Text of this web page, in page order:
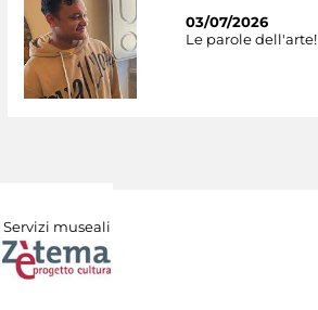
03/07/2026
Le parole dell'arte!
Servizi museali